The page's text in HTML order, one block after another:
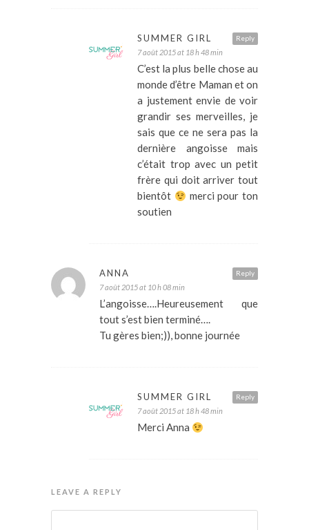
Reply
SUMMER GIRL
7 août 2015 at 18 h 48 min
C’est la plus belle chose au
monde d’être Maman et on
a justement envie de voir
grandir ses merveilles, je
sais que ce ne sera pas la
dernière angoisse mais
c’était trop avec un petit
frère qui doit arriver tout
bientôt
merci pour ton
soutien
Reply
ANNA
7 août 2015 at 10 h 08 min
L’angoisse….Heureusement que
tout s’est bien terminé….
Tu gères bien;)), bonne journée
Reply
SUMMER GIRL
7 août 2015 at 18 h 48 min
Merci Anna
LEAVE A REPLY